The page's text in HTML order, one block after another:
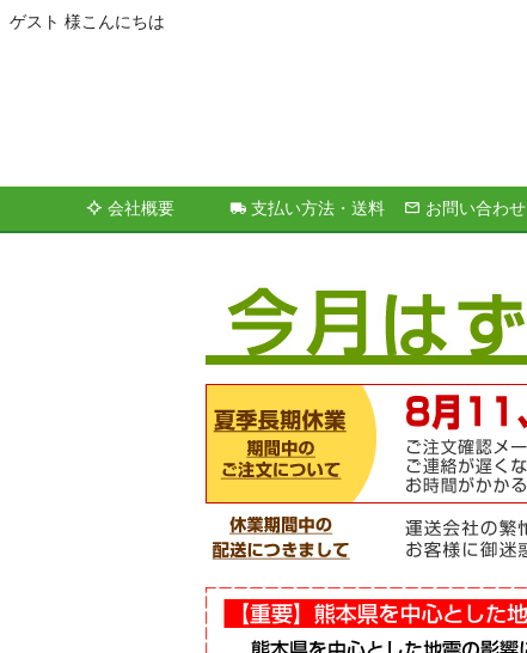
ゲスト 様こんにちは
会社概要 支払い方法・送料 お問い合わせ